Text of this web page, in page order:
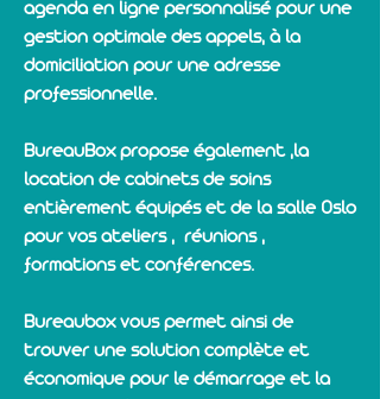
agenda en ligne personnalisé pour une
gestion optimale des appels, à la
domiciliation pour une adresse
professionnelle.
BureauBox propose également ,la
location de cabinets de soins
entièrement équipés et de la salle Oslo
pour vos ateliers , réunions ,
formations et conférences.
Bureaubox vous permet ainsi de
trouver une solution complète et
économique pour le démarrage et la